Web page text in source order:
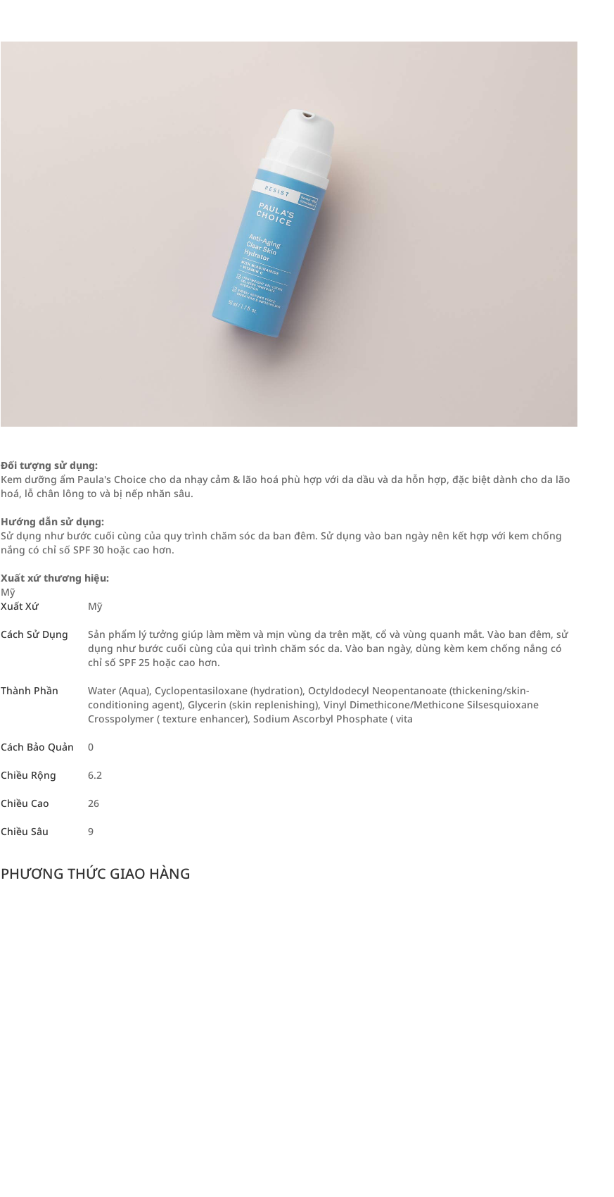
Đối tượng sử dụng:
Kem dưỡng ẩm Paula's Choice cho da nhạy cảm & lão hoá phù hợp với da dầu và da hỗn hợp, đặc biệt dành cho da lão
hoá, lỗ chân lông to và bị nếp nhăn sâu.
Hướng dẫn sử dụng:
Sử dụng như bước cuối cùng của quy trình chăm sóc da ban đêm. Sử dụng vào ban ngày nên kết hợp với kem chống
nắng có chỉ số SPF 30 hoặc cao hơn.
Xuất xứ thương hiệu:
Mỹ
Xuất Xứ
Mỹ
Cách Sử Dụng
Sản phẩm lý tưởng giúp làm mềm và mịn vùng da trên mặt, cổ và vùng quanh mắt. Vào ban đêm, sử
dụng như bước cuối cùng của qui trình chăm sóc da. Vào ban ngày, dùng kèm kem chống nắng có
chỉ số SPF 25 hoặc cao hơn.
Thành Phần
Water (Aqua), Cyclopentasiloxane (hydration), Octyldodecyl Neopentanoate (thickening/skin-
conditioning agent), Glycerin (skin replenishing), Vinyl Dimethicone/Methicone Silsesquioxane
Crosspolymer ( texture enhancer), Sodium Ascorbyl Phosphate ( vita
Cách Bảo Quản 0
Chiều Rộng 6.2
Chiều Cao 26
Chiều Sâu 9
PHƯƠNG THỨC GIAO HÀNG